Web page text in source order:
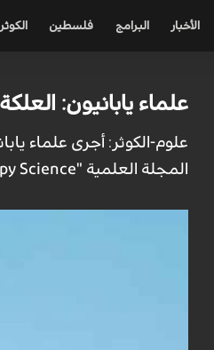
الأخبار البرامج فلسطين
علماء يابانيون:
علوم-الكوثر: أجرى علماء
المجلة العلمية "Journal of Physical Therapy Science".